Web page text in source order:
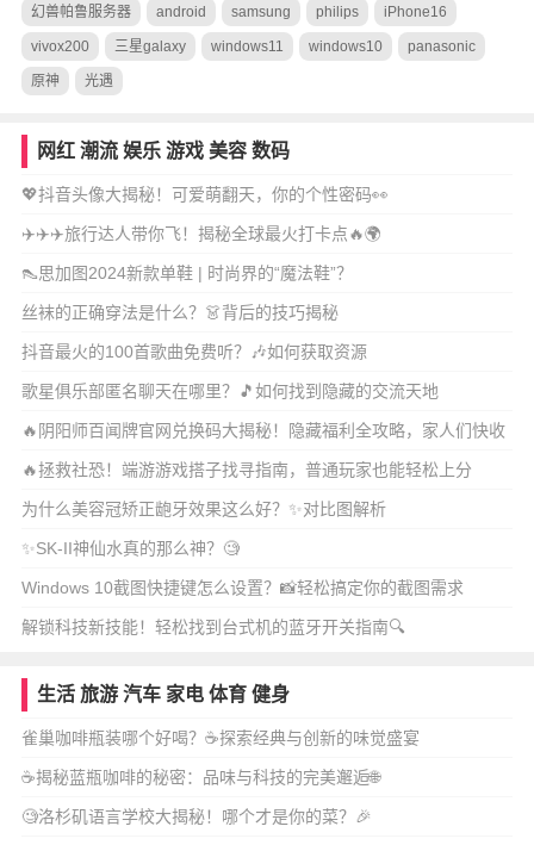
幻兽帕鲁服务器 android samsung philips iPhone16
vivox200 三星galaxy windows11 windows10 panasonic
原神 光遇
网红 潮流 娱乐 游戏 美容 数码
💖抖音头像大揭秘！可爱萌翻天，你的个性密码👀
✈️✈️✈️旅行达人带你飞！揭秘全球最火打卡点🔥🌍
👠思加图2024新款单鞋 | 时尚界的“魔法鞋”？
丝袜的正确穿法是什么？👗背后的技巧揭秘
抖音最火的100首歌曲免费听？🎶如何获取资源
歌星俱乐部匿名聊天在哪里？🎵如何找到隐藏的交流天地
🔥阴阳师百闻牌官网兑换码大揭秘！隐藏福利全攻略，家人们快收
藏！
🔥拯救社恐！端游游戏搭子找寻指南，普通玩家也能轻松上分
为什么美容冠矫正龅牙效果这么好？✨对比图解析
✨SK-II神仙水真的那么神？🧐
Windows 10截图快捷键怎么设置？📸轻松搞定你的截图需求
解锁科技新技能！轻松找到台式机的蓝牙开关指南🔍
生活 旅游 汽车 家电 体育 健身
雀巢咖啡瓶装哪个好喝？☕探索经典与创新的味觉盛宴
☕️揭秘蓝瓶咖啡的秘密：品味与科技的完美邂逅🌐
🧐洛杉矶语言学校大揭秘！哪个才是你的菜？🎉